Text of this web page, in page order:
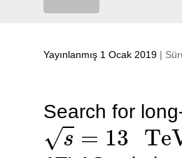
Yayınlanmış 1 Ocak 2019 |
Search for
s=13TeV